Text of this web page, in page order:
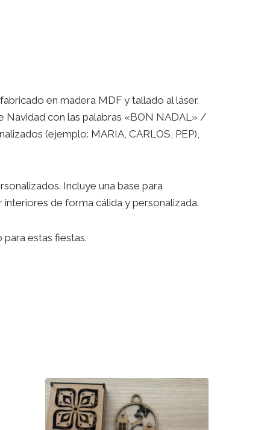
en madera MDF y tallado al láser.
Navidad con las palabras «BON NADAL» /
(ejemplo: MARIA, CARLOS, PEP),
Incluye una base para
de forma cálida y personalizada.
estas fiestas.